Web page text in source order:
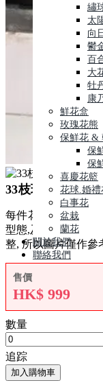
繡
太
向
鬱
百
大
牡
康
鮮花盒
玫瑰花熊
保鮮花 &
保
保
喜慶花籃
花球.婚禮
白事花
盆栽
蘭花
關於我們
聯絡我們
33枝玫瑰花束( 33
每件花藝品由人手
型態,及顏色的差異,
整, 所以圖片僅作參
售價
HK$ 999
數量
追踪
加入購物車